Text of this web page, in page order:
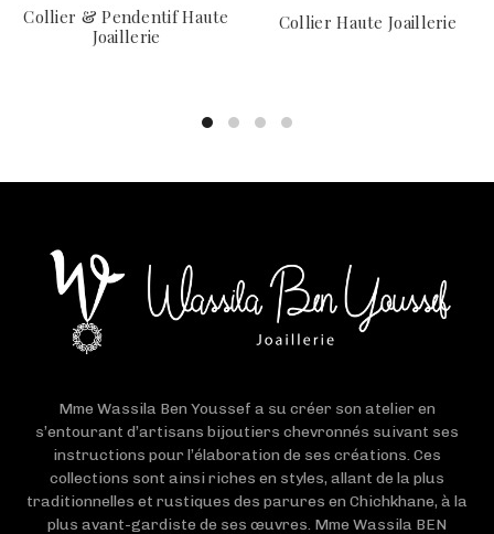
Collier & Pendentif Haute
Joaillerie
Collier Haute Joaillerie
Mme Wassila Ben Youssef a su créer son atelier en
s’entourant d’artisans bijoutiers chevronnés suivant ses
instructions pour l’élaboration de ses créations. Ces
collections sont ainsi riches en styles, allant de la plus
traditionnelles et rustiques des parures en Chichkhane, à la
plus avant-gardiste de ses œuvres. Mme Wassila BEN